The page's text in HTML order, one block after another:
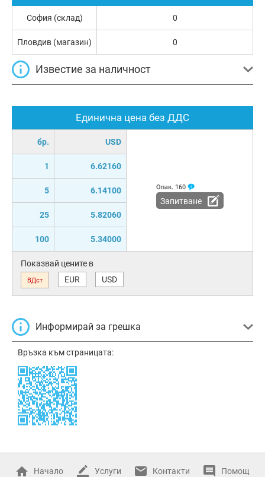
Единична цена без ДДС
бр. USD
1 6.62160
5 6.14100
25 5.82060
100 5.34000
Опак. 160
Запитване
Показвай цените в
ВДст EUR USD
Информирай за грешка
Връзка към страницата:
София (склад) 0
Пловдив (магазин) 0
Известие за наличност
Начало Услуги Контакти Помощ